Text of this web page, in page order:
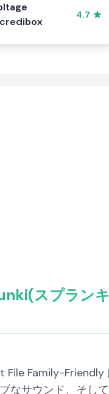
4.7
スプラン
File Family-
なサウンド、そし